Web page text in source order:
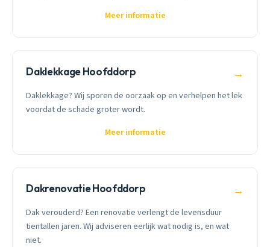
Meer informatie
Daklekkage Hoofddorp →
Daklekkage? Wij sporen de oorzaak op en verhelpen het lek
voordat de schade groter wordt.
Meer informatie
Dakrenovatie Hoofddorp →
Dak verouderd? Een renovatie verlengt de levensduur
tientallen jaren. Wij adviseren eerlijk wat nodig is, en wat
niet.